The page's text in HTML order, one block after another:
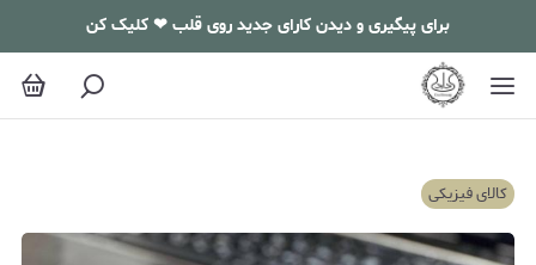
برای پیگیری و دیدن کارای جدید روی قلب ❤ کلیک کن
کالای فیزیکی